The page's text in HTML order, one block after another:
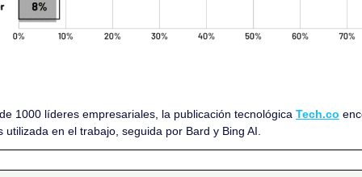
1000 líderes empresariales, la publicación tecnológica Tech.co
en el trabajo, seguida por Bard y Bing AI.